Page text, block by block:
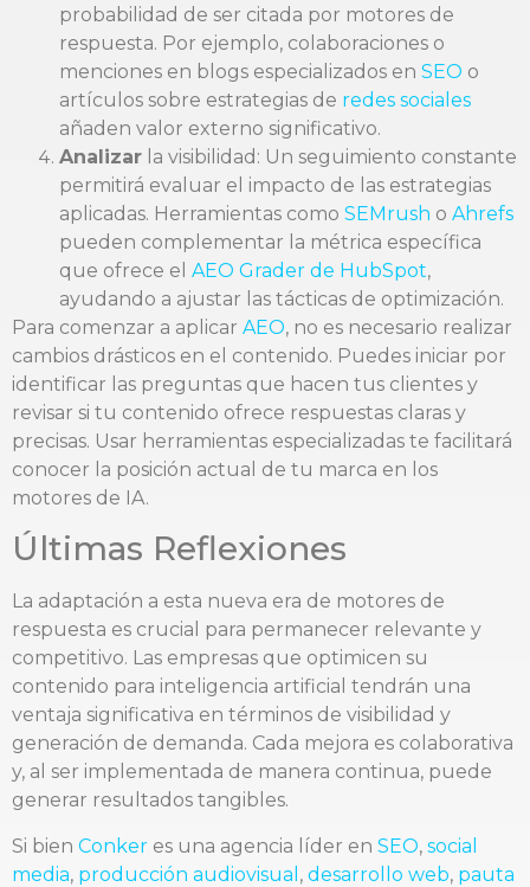
probabilidad de ser citada por motores de
respuesta. Por ejemplo, colaboraciones o
menciones en blogs especializados en SEO o
artículos sobre estrategias de redes sociales
añaden valor externo significativo.
Analizar la visibilidad: Un seguimiento constante
permitirá evaluar el impacto de las estrategias
aplicadas. Herramientas como SEMrush o Ahrefs
pueden complementar la métrica específica
que ofrece el AEO Grader de HubSpot,
ayudando a ajustar las tácticas de optimización.
Para comenzar a aplicar AEO, no es necesario realizar
cambios drásticos en el contenido. Puedes iniciar por
identificar las preguntas que hacen tus clientes y
revisar si tu contenido ofrece respuestas claras y
precisas. Usar herramientas especializadas te facilitará
conocer la posición actual de tu marca en los
motores de IA.
Últimas Reflexiones
La adaptación a esta nueva era de motores de
respuesta es crucial para permanecer relevante y
competitivo. Las empresas que optimicen su
contenido para inteligencia artificial tendrán una
ventaja significativa en términos de visibilidad y
generación de demanda. Cada mejora es colaborativa
y, al ser implementada de manera continua, puede
generar resultados tangibles.
Si bien Conker es una agencia líder en SEO, social
media, producción audiovisual , desarrollo web, pauta